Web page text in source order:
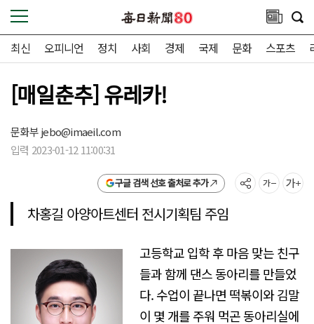
최신 오피니언 정치 사회 경제 국제 문화 스포츠
[매일춘추] 유레카!
문화부jebo@imaeil.com
입력 2023-01-12 11:00:31
구글 검색 선호 출처로 추가
차홍길 아양아트센터 전시기획팀 주임
고등학교 입학 후 마음 맞는 친구
들과 함께 댄스 동아리를 만들었
다. 수업이 끝나면 떡볶이와 김말
이 몇 개를 주워 먹곤 동아리실에